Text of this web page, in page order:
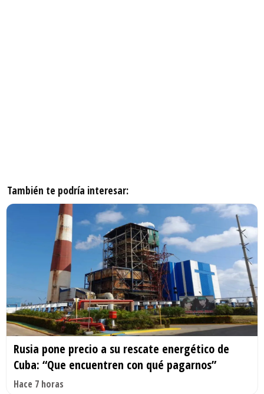
También te podría interesar:
Rusia pone precio a su rescate energético de
Cuba: “Que encuentren con qué pagarnos”
Hace 7 horas